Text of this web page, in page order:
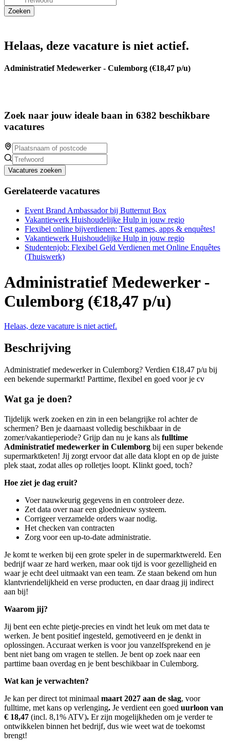
Helaas, deze vacature is niet actief.
Administratief Medewerker - Culemborg (€18,47 p/u)
Zoek naar jouw ideale baan in 6382 beschikbare
vacatures
Vacatures zoeken
Gerelateerde vacatures
Event Brand Ambassador bij Butternut Box
Vakantiewerk Huishoudelijke Hulp in jouw regio
Flexibel online bijverdienen: Test games, apps & enquêtes!
Vakantiewerk Huishoudelijke Hulp in jouw regio
Studentenjob: Flexibel Geld Verdienen met Online Enquêtes
(Thuiswerk)
Administratief Medewerker -
Culemborg (€18,47 p/u)
Helaas, deze vacature is niet actief.
Beschrijving
Administratief medewerker in Culemborg? Verdien €18,47 p/u bij
een bekende supermarkt! Parttime, flexibel en goed voor je cv
Wat ga je doen?
Tijdelijk werk zoeken en zin in een belangrijke rol achter de
schermen? Ben je daarnaast volledig beschikbaar in de
zomer/vakantieperiode? Grijp dan nu je kans als fulltime
Administratief medewerker in Culemborg bij een super bekende
supermarktketen! Jij zorgt ervoor dat alle data klopt en op de juiste
plek staat, zodat alles op rolletjes loopt. Klinkt goed, toch?
Hoe ziet je dag eruit?
Voer nauwkeurig gegevens in en controleer deze.
Zet data over naar een gloednieuw systeem.
Corrigeer verzamelde orders waar nodig.
Het checken van contracten
Zorg voor een up-to-date administratie.
Je komt te werken bij een grote speler in de supermarktwereld. Een
bedrijf waar ze hard werken, maar ook tijd is voor gezelligheid en
waar je echt deel uitmaakt van een team. Ze staan bekend om hun
klantvriendelijkheid en verse producten, en daar draag jij indirect
aan bij!
Waarom jij?
Jij bent een echte pietje-precies en vindt het leuk om met data te
werken. Je bent positief ingesteld, gemotiveerd en je denkt in
oplossingen. Accuraat werken is voor jou vanzelfsprekend en je
bent niet bang om vragen te stellen. Je bent op zoek naar een
parttime baan overdag en je bent beschikbaar in Culemborg.
Wat kan je verwachten?
Je kan per direct tot minimaal maart 2027 aan de slag, voor
fulltime, met kans op verlenging. Je verdient een goed uurloon van
€ 18,47 (incl. 8,1% ATV). Er zijn mogelijkheden om je verder te
ontwikkelen binnen het bedrijf, dus wie weet wat de toekomst
brengt!